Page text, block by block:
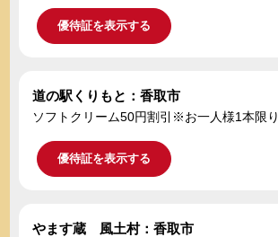
優待証を表示する
道の駅くりもと：香取市
ソフトクリーム50円割引※お一人様1本限り
優待証を表示する
やます蔵 風土村：香取市